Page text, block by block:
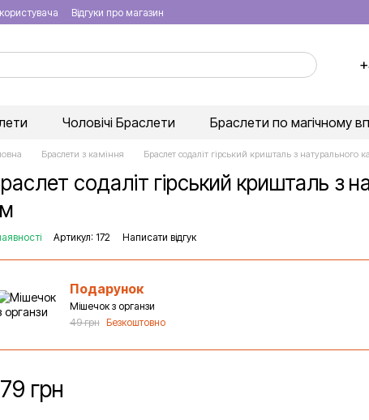
Відгуки про магазин
Чоловічі Браслети Браслети по магічному
Браслети з каміння Браслет содаліт гірський кришталь з натурального
содаліт гірський кришталь з
Артикул: 172 Написати відгук
Подарунок
Мішечок з органзи
49 грн
Безкоштовно
грн